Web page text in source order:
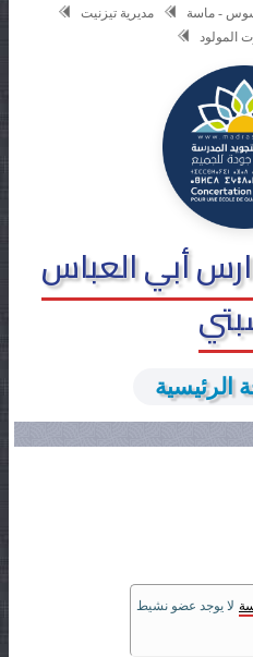
سوس - ماسة
مديرية تيزنيت
المولود
أبي العباس
الرئيسية
لا يوجد عضو نشيط